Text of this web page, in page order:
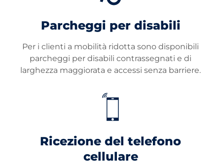
Parcheggi per disabili
Per i clienti a mobilità ridotta sono disponibili
parcheggi per disabili contrassegnati e di
larghezza maggiorata e accessi senza barriere.
Ricezione del telefono
cellulare